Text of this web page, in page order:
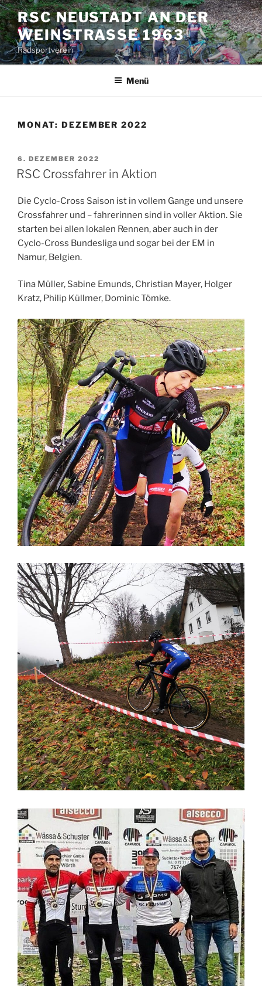
Zum
Inhalt
springen
RSC NEUSTADT AN DER
WEINSTRASSE 1963
Radsportverein
Menü
MONAT: DEZEMBER 2022
VERÖFFENTLICHT
AM
6. DEZEMBER 2022
RSC Crossfahrer in Aktion
Die Cyclo-Cross Saison ist in vollem Gange und unsere
Crossfahrer und – fahrerinnen sind in voller Aktion. Sie
starten bei allen lokalen Rennen, aber auch in der
Cyclo-Cross Bundesliga und sogar bei der EM in
Namur, Belgien.
Tina Müller, Sabine Emunds, Christian Mayer, Holger
Kratz, Philip Küllmer, Dominic Tömke.